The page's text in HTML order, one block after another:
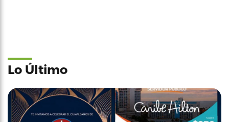
Lo Último